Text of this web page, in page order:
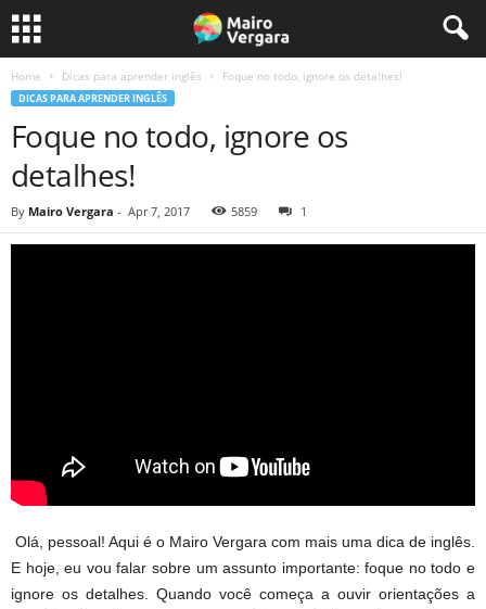
Home Dicas para aprender inglês Foque no todo, ignore os detalhes!
DICAS PARA APRENDER INGLÊS
Foque no todo, ignore os
detalhes!
By Mairo Vergara - Apr 7, 2017 5859 1
Olá, pessoal! Aqui é o Mairo Vergara com mais uma dica de inglês.
E hoje, eu vou falar sobre um assunto importante: foque no todo e
ignore os detalhes. Quando você começa a ouvir orientações a